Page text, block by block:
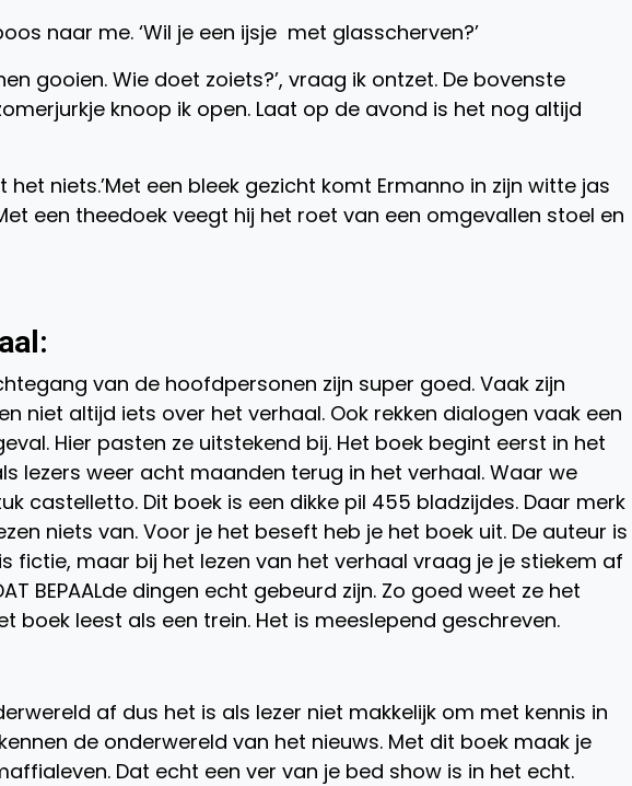
naar me. ‘Wil je een ijsje met glasscherven?’
gooien. Wie doet zoiets?’, vraag ik ontzet. De bovenste
knoop ik open. Laat op de avond is het nog altijd
het niets.’Met een bleek gezicht komt Ermanno in zijn witte jas
een theedoek veegt hij het roet van een omgevallen stoel en
van de hoofdpersonen zijn super goed. Vaak zijn
niet altijd iets over het verhaal. Ook rekken dialogen vaak een
Hier pasten ze uitstekend bij. Het boek begint eerst in het
lezers weer acht maanden terug in het verhaal. Waar we
castelletto. Dit boek is een dikke pil 455 bladzijdes. Daar merk
niets van. Voor je het beseft heb je het boek uit. De auteur is
fictie, maar bij het lezen van het verhaal vraag je je stiekem af
BEPAALde dingen echt gebeurd zijn. Zo goed weet ze het
boek leest als een trein. Het is meeslepend geschreven.
af dus het is als lezer niet makkelijk om met kennis in
de onderwereld van het nieuws. Met dit boek maak je
Dat echt een ver van je bed show is in het echt.